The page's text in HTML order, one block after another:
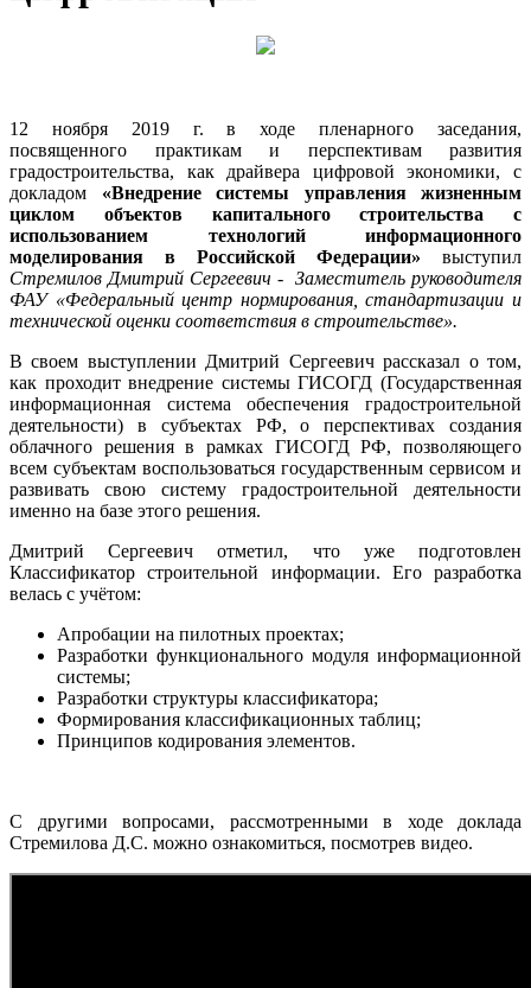
12 ноября 2019 г. в ходе пленарного заседания,
посвященного практикам и перспективам развития
градостроительства, как драйвера цифровой экономики, с
докладом «Внедрение системы управления жизненным
циклом объектов капитального строительства с
использованием технологий информационного
моделирования в Российской Федерации» выступил
Стремилов Дмитрий Сергеевич - Заместитель руководителя
ФАУ «Федеральный центр нормирования, стандартизации и
технической оценки соответствия в строительстве».
В своем выступлении Дмитрий Сергеевич рассказал о том,
как проходит внедрение системы ГИСОГД (Государственная
информационная система обеспечения градостроительной
деятельности) в субъектах РФ, о перспективах создания
облачного решения в рамках ГИСОГД РФ, позволяющего
всем субъектам воспользоваться государственным сервисом и
развивать свою систему градостроительной деятельности
именно на базе этого решения.
Дмитрий Сергеевич отметил, что уже подготовлен
Классификатор строительной информации. Его разработка
велась с учётом:
Апробации на пилотных проектах;
Разработки функционального модуля информационной
системы;
Разработки структуры классификатора;
Формирования классификационных таблиц;
Принципов кодирования элементов.
С другими вопросами, рассмотренными в ходе доклада
Стремилова Д.С. можно ознакомиться, посмотрев видео.